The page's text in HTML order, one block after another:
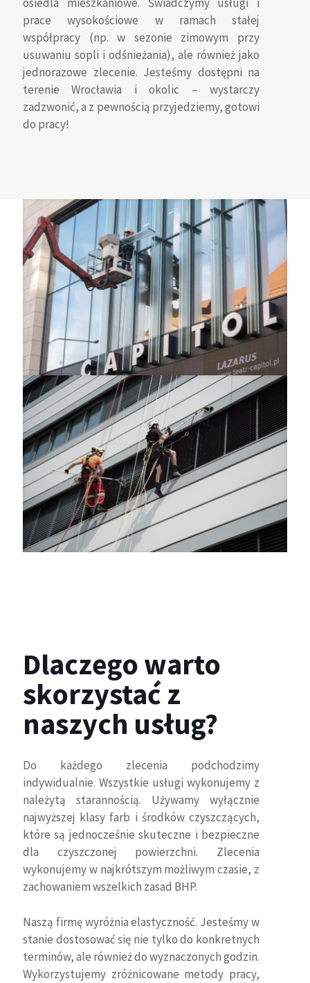
prace wysokościowe w ramach stałej
współpracy (np. w sezonie zimowym przy
usuwaniu sopli i odśnieżania), ale również jako
jednorazowe zlecenie. Jesteśmy dostępni na
terenie Wrocławia i okolic – wystarczy
zadzwonić, a z pewnością przyjedziemy, gotowi
do pracy!
Dlaczego warto
skorzystać z
naszych usług?
Do każdego zlecenia podchodzimy
indywidualnie. Wszystkie usługi wykonujemy z
należytą starannością. Używamy wyłącznie
najwyższej klasy farb i środków czyszczących,
które są jednocześnie skuteczne i bezpieczne
dla czyszczonej powierzchni. Zlecenia
wykonujemy w najkrótszym możliwym czasie, z
zachowaniem wszelkich zasad BHP.
Naszą firmę wyróżnia elastyczność. Jesteśmy w
stanie dostosować się nie tylko do konkretnych
terminów, ale również do wyznaczonych godzin.
Wykorzystujemy zróżnicowane metody pracy,